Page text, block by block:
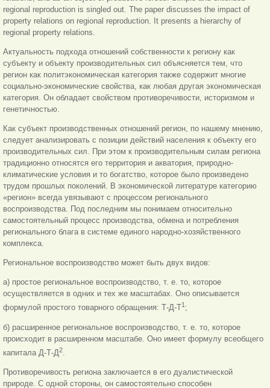
regional reproduction is singled out. The paper discusses the impact of
property relations on regional reproduction. It presents a hierarchy of
regional property relations.
Актуальность подхода отношений собственности к региону как
субъекту и объекту производительных сил объясняется тем, что
регион как политэкономическая категория также содержит многие
социально-экономические свойства, как любая другая экономическая
категория. Он обладает свойством противоречивости, историзмом и
генетичностью.
Как субъект производственных отношений регион, по нашему мнению,
следует анализировать с позиции действий населения к объекту его
производительных сил. При этом к производительным силам региона
традиционно относятся его территория и акватория, природно-
климатические условия и то богатство, которое было произведено
трудом прошлых поколений. В экономической литературе категорию
«регион» всегда увязывают с процессом регионального
воспроизводства. Под последним мы понимаем относительно
самостоятельный процесс производства, обмена и потребления
регионального блага в системе единого народно-хозяйственного
комплекса.
Региональное воспроизводство может быть двух видов:
а) простое региональное воспроизводство, т. е. то, которое
осуществляется в одних и тех же масштабах. Оно описывается
формулой простого товарного обращения: Т-Д-Т1 ;
б) расширенное региональное воспроизводство, т. е. то, которое
происходит в расширенном масштабе. Оно имеет формулу всеобщего
капитала Д-Т-Д2.
Противоречивость региона заключается в его дуалистической
природе. С одной стороны, он самостоятельно способен